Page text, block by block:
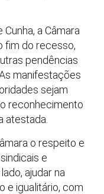
Cunha, a Câmara
fim do recesso,
pendências
manifestações
sejam
reconhecimento
atestada.
o respeito e
e
ajudar na
e igualitário, com